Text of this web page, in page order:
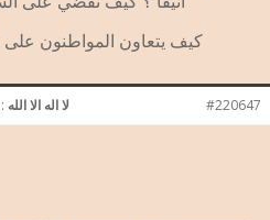
كيف يتعاون المواطنون على
لا اله الا الله #220647